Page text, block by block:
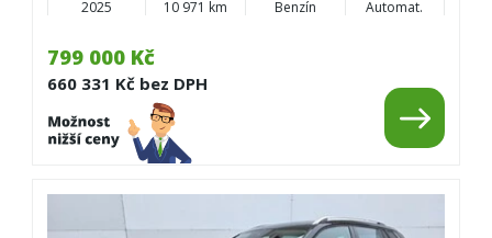
799 000 Kč
660 331 Kč bez DPH
2025 10 971 km Benzín Automat.